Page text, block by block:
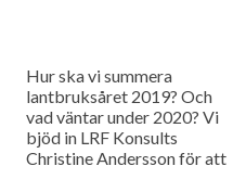
Hur ska vi summera
lantbruksåret 2019? Och
vad väntar under 2020? Vi
bjöd in LRF Konsults
Christine Andersson för att